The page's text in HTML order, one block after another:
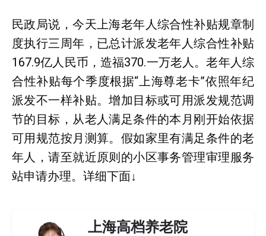
民政局说，今天上海老年人综合性补贴规章制
度执行三周年，已总计派发老年人综合性补贴
167.9亿人民币，造福370.一万老人。老年人综
合性补贴每个季度根据“上海尊老卡”依照年纪
派发不一样补贴。增加目标或可用派发规范调
节的目标，从老人满足条件的本月刚开始依据
可用规范按月测算。假如家里有满足条件的老
年人，请至就近原则的小区事务管理审理服务
站申请办理。详细下面↓
上海高档养老院